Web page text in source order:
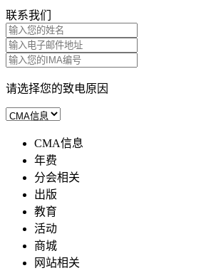
联系我们
请选择您的致电原因
CMA信息
年费
分会相关
出版
教育
活动
商城
网站相关